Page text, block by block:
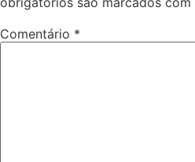
Comentário *